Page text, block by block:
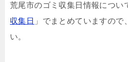
荒尾市のゴミ収集日情報につい
収集日 」でまとめていますので
い。